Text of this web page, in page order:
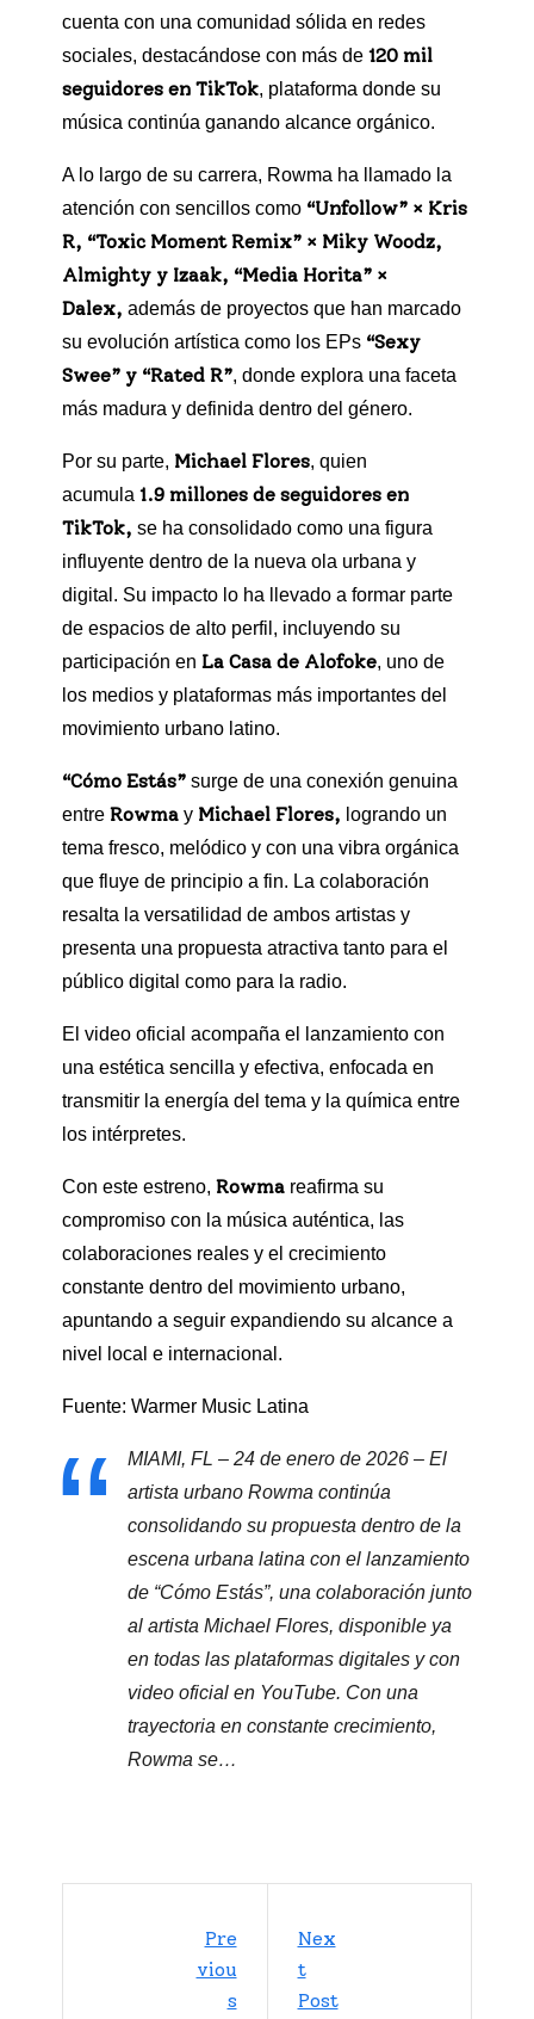
cuenta con una comunidad sólida en redes
sociales, destacándose con más de 120 mil
seguidores en TikTok, plataforma donde su
música continúa ganando alcance orgánico.
A lo largo de su carrera, Rowma ha llamado la
atención con sencillos como “Unfollow” × Kris
R, “Toxic Moment Remix” × Miky Woodz,
Almighty y Izaak, “Media Horita” ×
Dalex, además de proyectos que han marcado
su evolución artística como los EPs “Sexy
Swee” y “Rated R”, donde explora una faceta
más madura y definida dentro del género.
Por su parte, Michael Flores, quien
acumula 1.9 millones de seguidores en
TikTok, se ha consolidado como una figura
influyente dentro de la nueva ola urbana y
digital. Su impacto lo ha llevado a formar parte
de espacios de alto perfil, incluyendo su
participación en La Casa de Alofoke, uno de
los medios y plataformas más importantes del
movimiento urbano latino.
“Cómo Estás” surge de una conexión genuina
entre Rowma y Michael Flores, logrando un
tema fresco, melódico y con una vibra orgánica
que fluye de principio a fin. La colaboración
resalta la versatilidad de ambos artistas y
presenta una propuesta atractiva tanto para el
público digital como para la radio.
El video oficial acompaña el lanzamiento con
una estética sencilla y efectiva, enfocada en
transmitir la energía del tema y la química entre
los intérpretes.
Con este estreno, Rowma reafirma su
compromiso con la música auténtica, las
colaboraciones reales y el crecimiento
constante dentro del movimiento urbano,
apuntando a seguir expandiendo su alcance a
nivel local e internacional.
Fuente: Warmer Music Latina
MIAMI, FL – 24 de enero de 2026 – El
artista urbano Rowma continúa
consolidando su propuesta dentro de la
escena urbana latina con el lanzamiento
de “Cómo Estás”, una colaboración junto
al artista Michael Flores, disponible ya
en todas las plataformas digitales y con
video oficial en YouTube. Con una
trayectoria en constante crecimiento,
Rowma se…
Pre
Viou
S
Nex
T
Post